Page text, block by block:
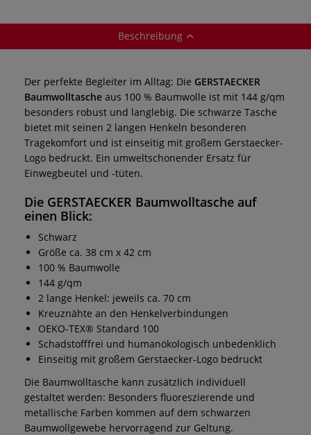
Beschreibung
Der perfekte Begleiter im Alltag: Die GERSTAECKER
Baumwolltasche aus 100 % Baumwolle ist mit 144 g/qm
besonders robust und langlebig. Die schwarze Tasche
bietet mit seinen 2 langen Henkeln besonderen
Tragekomfort und ist einseitig mit großem Gerstaecker-
Logo bedruckt. Ein umweltschonender Ersatz für
Einwegbeutel und -tüten.
Die GERSTAECKER Baumwolltasche auf
einen Blick:
Schwarz
Größe ca. 38 cm x 42 cm
100 % Baumwolle
144 g/qm
2 lange Henkel: jeweils ca. 70 cm
Kreuznähte an den Henkelverbindungen
OEKO-TEX® Standard 100
Schadstofffrei und humanökologisch unbedenklich
Einseitig mit großem Gerstaecker-Logo bedruckt
Die Baumwolltasche kann zusätzlich individuell
gestaltet werden: Besonders fluoreszierende und
metallische Farben kommen auf dem schwarzen
Baumwollgewebe hervorragend zur Geltung.